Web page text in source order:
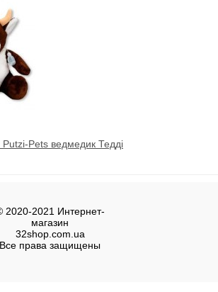
Pets ведмедик Тедді
2020-2021 Интернет-
магазин
32shop.com.ua
Все права защищены